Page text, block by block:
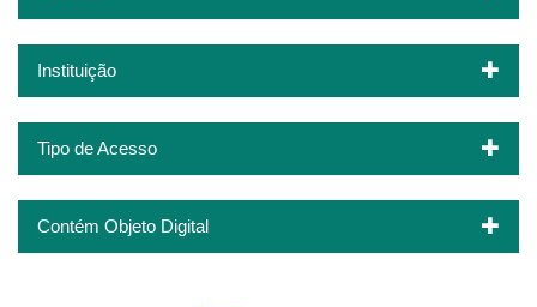
Instituição
Tipo de Acesso
Contém Objeto Digital